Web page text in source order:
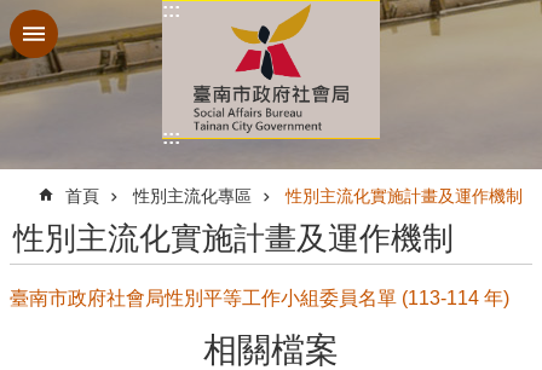
跳到主要內容區塊
:::
:::
首頁 性別主流化專區 性別主流化實施計畫及運作機制
性別主流化實施計畫及運作機制
臺南市政府社會局性別平等工作小組委員名單 (113-114 年)
相關檔案